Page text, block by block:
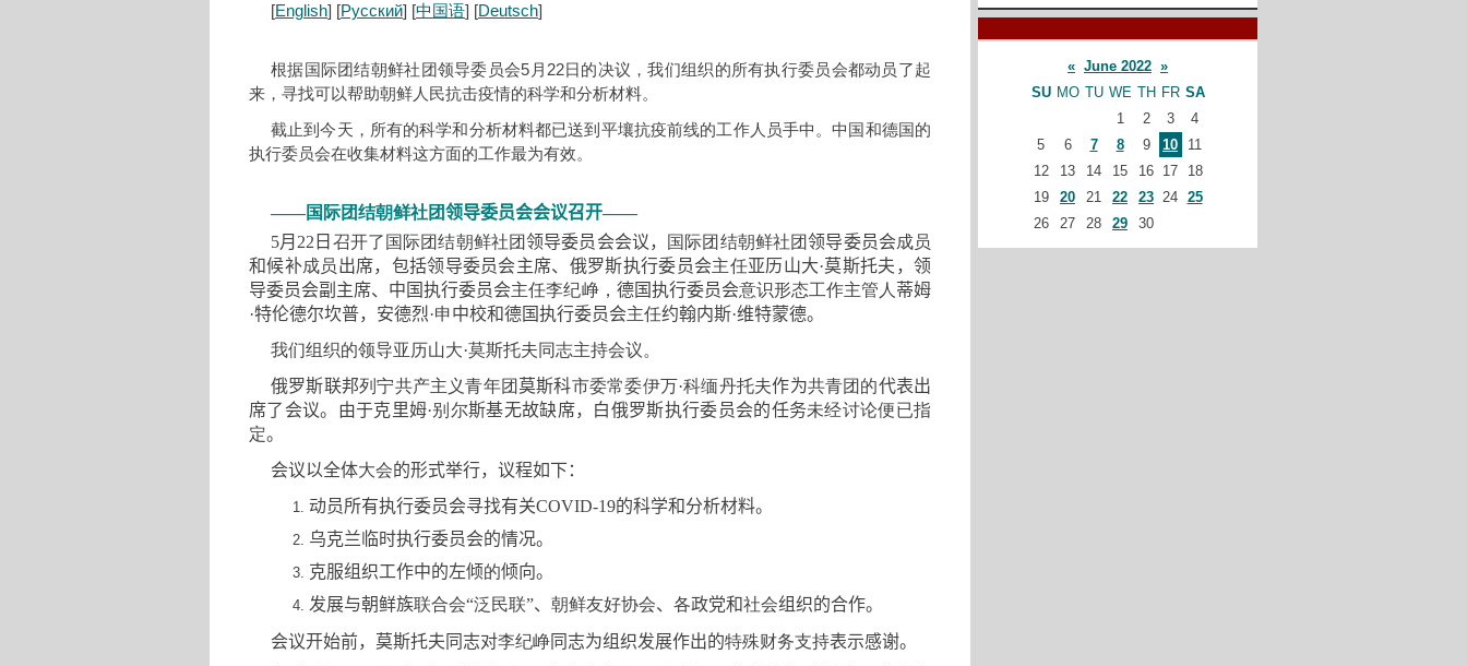
[English] [Русский] [中国语] [Deutsch]
根据国际团结朝鲜社团领导委员会5月22日的决议，我们组织的所有执行委员会都动员了起
来，寻找可以帮助朝鲜人民抗击疫情的科学和分析材料。
截止到今天，所有的科学和分析材料都已送到平壤抗疫前线的工作人员手中。中国和德国的
执行委员会在收集材料这方面的工作最为有效。
——国际团结朝鲜社团领导委员会会议召开——
5月 22 日 召开了国际团结朝鲜社团领导委员会会议， 国际团结朝鲜社团领导委员会成员
和候补成员出席， 包括领导委员会主席、俄罗斯执行委员会主任亚历山大·莫斯托夫 ，领
导委员会副主席、中国执行委员会主任李纪峥， 德国执行委员会意识形态工作主管人 蒂姆
·特伦德尔坎普， 安德烈·申中校和德国执行委员会主任约翰内斯·维特蒙德。
我们组织的领导亚历山大·莫斯托夫同志主持会议。
俄罗斯联邦列宁共产主义青年团 莫斯科市委常委伊万·科缅丹托夫作为共青团的代表出
席了会议。由于克里姆·别尔斯基无故缺席， 白俄罗斯执行委员会的任务未经讨论便已指
定。
会议以全体大会的形式举行， 议程如下：
动员所有执行委员会寻找有关COVID-19的科学和分析材料。
乌克兰临时执行委员会的情况。
克服组织工作中的左倾的倾向。
发展与朝鲜族联合会“泛民联”、 朝鲜友好协会、 各政党和社会组织的合作。
会议开始前， 莫斯托夫同志对李纪峥同志为组织发展作出的特殊财务支持表示感谢。
« June 2022 »
SU MO TU WE TH FR SA
1
2 3
4
5
6 7 8 9 10
11
12
13 14 15 16 17
18
19
20 21 22 23 24 25
26
27 28 29 30